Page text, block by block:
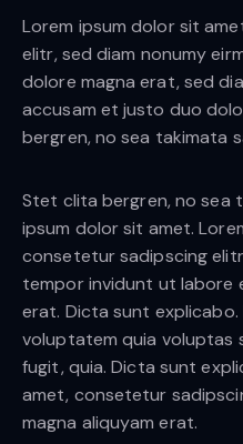
Lorem ipsum dolor sit
elitr, sed diam nonumy
dolore magna erat, sed
accusam et justo duo
bergren, no sea takimata
Stet clita bergren, no sea
ipsum dolor sit amet.
consetetur sadipscing
tempor invidunt ut labore
erat. Dicta sunt explicabo.
voluptatem quia
fugit, quia. Dicta sunt
amet, consetetur
magna aliquyam erat.